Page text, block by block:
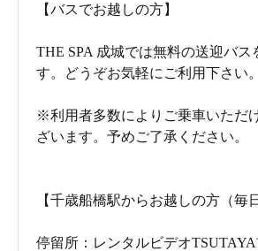
【バスでお越しの方】
THE SPA 成城では無料の送迎バス
す。どうぞお気軽にご利用下さい。
※利用者多数によりご乗車いただ
ざいます。予めご了承ください。
【千歳船橋駅からお越しの方（毎
停留所：レンタルビデオ